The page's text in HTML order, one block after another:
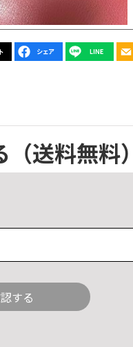
（送料無料）
する